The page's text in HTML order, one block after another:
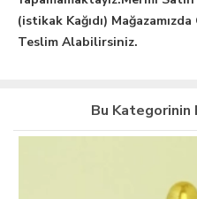
(istikak Kağıdı)
Teslim Alabilirsiniz.
Bu Kategorinin